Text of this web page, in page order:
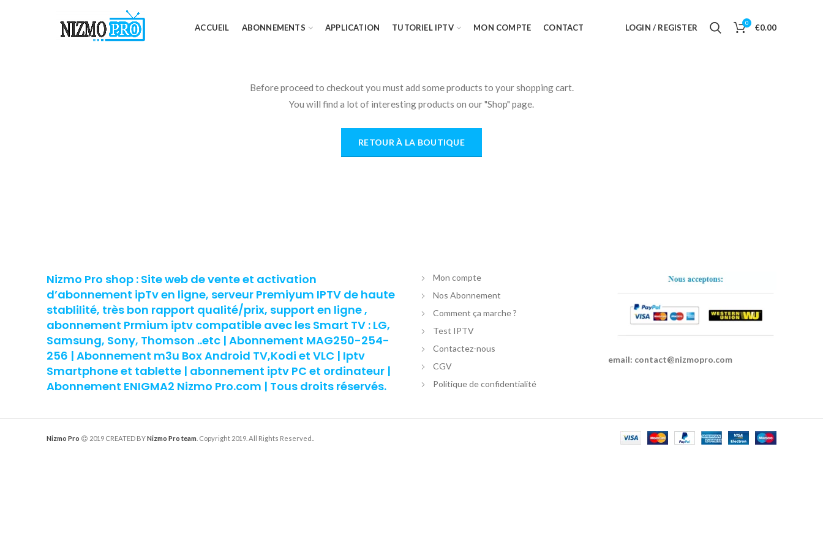
ACCUEIL ABONNEMENTS APPLICATION TUTORIEL IPTV MON COMPTE CONTACT LOGIN / REGISTER 0 €0.00
Before proceed to checkout you must add some products to your shopping cart.
You will find a lot of interesting products on our "Shop" page.
RETOUR À LA BOUTIQUE
Nizmo Pro shop : Site web de vente et activation
d’abonnement ipTv en ligne, serveur Premiyum IPTV de haute
stablilité, très bon rapport qualité/prix, support en ligne ,
abonnement Prmium iptv compatible avec les Smart TV : LG,
Samsung, Sony, Thomson ..etc | Abonnement MAG250-254-
256 | Abonnement m3u Box Android TV,Kodi et VLC | Iptv
Smartphone et tablette | abonnement iptv PC et ordinateur |
Abonnement ENIGMA2 Nizmo Pro.com | Tous droits réservés.
Mon compte
Nos Abonnement
Comment ça marche ?
Test IPTV
Contactez-nous
CGV
Politique de confidentialité
email: contact@nizmopro.com
Nizmo Pro 2019 CREATED BYNizmo Pro team . Copyright 2019. All Rights Reserved..